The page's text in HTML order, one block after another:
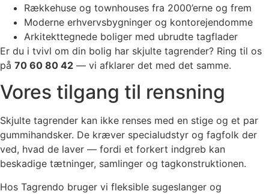
Rækkehuse og townhouses fra 2000’erne og frem
Moderne erhvervsbygninger og kontorejendomme
Arkitekttegnede boliger med ubrudte tagflader
Er du i tvivl om din bolig har skjulte tagrender? Ring til os
på 70 60 80 42 — vi afklarer det med det samme.
Vores tilgang til rensning
Skjulte tagrender kan ikke renses med en stige og et par
gummihandsker. De kræver specialudstyr og fagfolk der
ved, hvad de laver — fordi et forkert indgreb kan
beskadige tætninger, samlinger og tagkonstruktionen.
Hos Tagrendo bruger vi fleksible sugeslanger og